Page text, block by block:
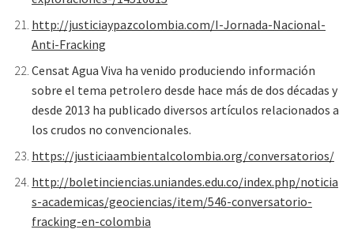
http://justiciaypazcolombia.com/I-Jornada-Nacional-
Anti-Fracking
Censat Agua Viva ha venido produciendo información
sobre el tema petrolero desde hace más de dos décadas y
desde 2013 ha publicado diversos artículos relacionados a
los crudos no convencionales.
https://justiciaambientalcolombia.org/conversatorios/
http://boletinciencias.uniandes.edu.co/index.php/noticia
s-academicas/geociencias/item/546-conversatorio-
fracking-en-colombia